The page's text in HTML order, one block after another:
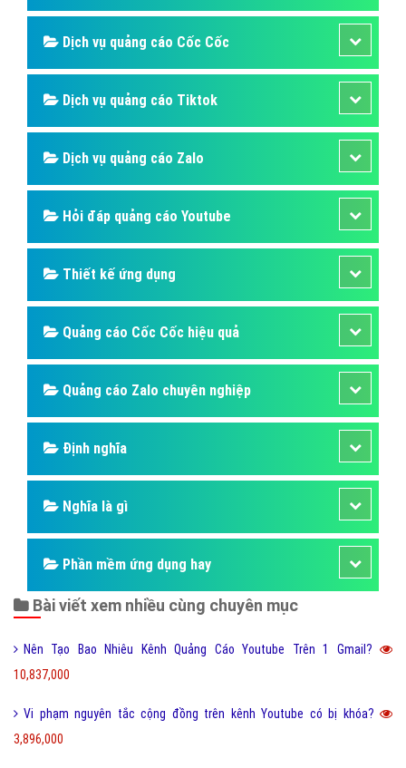
Dịch vụ quảng cáo Cốc Cốc
Dịch vụ quảng cáo Tiktok
Dịch vụ quảng cáo Zalo
Hỏi đáp quảng cáo Youtube
Thiết kế ứng dụng
Quảng cáo Cốc Cốc hiệu quả
Quảng cáo Zalo chuyên nghiệp
Định nghĩa
Nghĩa là gì
Phần mềm ứng dụng hay
Bài viết xem nhiều cùng chuyên mục
Nên Tạo Bao Nhiêu Kênh Quảng Cáo Youtube Trên 1 Gmail?
10,837,000
Vi phạm nguyên tắc cộng đồng trên kênh Youtube có bị khóa?
3,896,000